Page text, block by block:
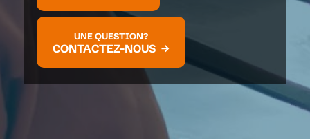
UNE QUESTION?
CONTACTEZ-NOUS